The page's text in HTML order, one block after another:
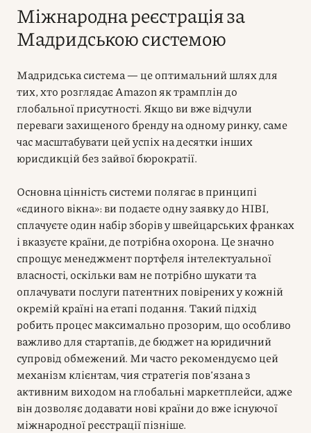
Міжнародна реєстрація за
Мадридською системою
Мадридська система — це оптимальний шлях для
тих, хто розглядає Amazon як трамплін до
глобальної присутності. Якщо ви вже відчули
переваги захищеного бренду на одному ринку, саме
час масштабувати цей успіх на десятки інших
юрисдикцій без зайвої бюрократії.
Основна цінність системи полягає в принципі
«єдиного вікна»: ви подаєте одну заявку до НІВІ,
сплачуєте один набір зборів у швейцарських франках
і вказуєте країни, де потрібна охорона. Це значно
спрощує менеджмент портфеля інтелектуальної
власності, оскільки вам не потрібно шукати та
оплачувати послуги патентних повірених у кожній
окремій країні на етапі подання. Такий підхід
робить процес максимально прозорим, що особливо
важливо для стартапів, де бюджет на юридичний
супровід обмежений. Ми часто рекомендуємо цей
механізм клієнтам, чия стратегія пов’язана з
активним виходом на глобальні маркетплейси, адже
він дозволяє додавати нові країни до вже існуючої
міжнародної реєстрації пізніше.